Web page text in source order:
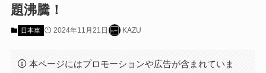
題沸騰！
日本車 2024年11月21日 KAZU
本ページにはプロモーションや広告が含まれていま